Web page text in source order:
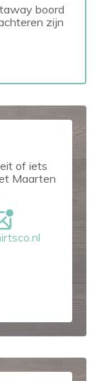
boord
zijn
of iets
Maarten